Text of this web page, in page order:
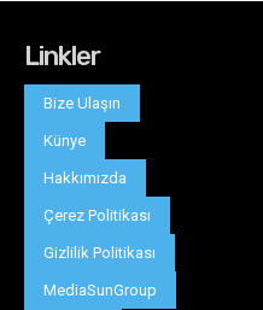
Linkler
Bize Ulaşın
Künye
Hakkımızda
Çerez Politikası
Gizlilik Politikası
MediaSunGroup